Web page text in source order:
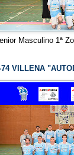
Masculino 1ª
74 VILLENA